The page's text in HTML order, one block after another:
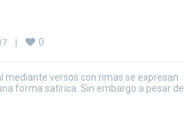
| 0
mediante versos con rimas se expresan
forma satírica. Sin embargo a pesar de